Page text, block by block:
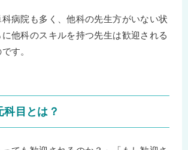
病院も多く、他科の先生方がいない状
他科のスキルを持つ先生は歓迎される
す。
目とは？